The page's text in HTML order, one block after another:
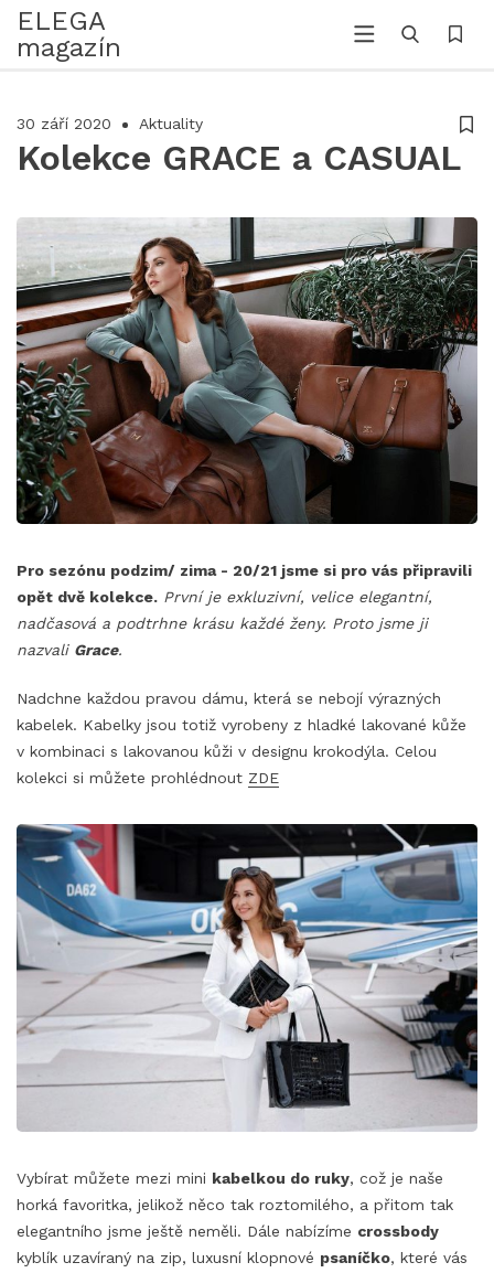
ELEGA
magazín
30 září 2020 Aktuality
Kolekce GRACE a CASUAL
Pro sezónu podzim/ zima - 20/21 jsme si pro vás připravili
opět dvě kolekce. První je exkluzivní, velice elegantní,
nadčasová a podtrhne krásu každé ženy. Proto jsme ji
nazvali Grace.
Nadchne každou pravou dámu, která se nebojí výrazných
kabelek. Kabelky jsou totiž vyrobeny z hladké lakované kůže
v kombinaci s lakovanou kůži v designu krokodýla. Celou
kolekci si můžete prohlédnout ZDE
Vybírat můžete mezi mini kabelkou do ruky, což je naše
horká favoritka, jelikož něco tak roztomilého, a přitom tak
elegantního jsme ještě neměli. Dále nabízíme crossbody
kyblík uzavíraný na zip, luxusní klopnové psaníčko, které vás